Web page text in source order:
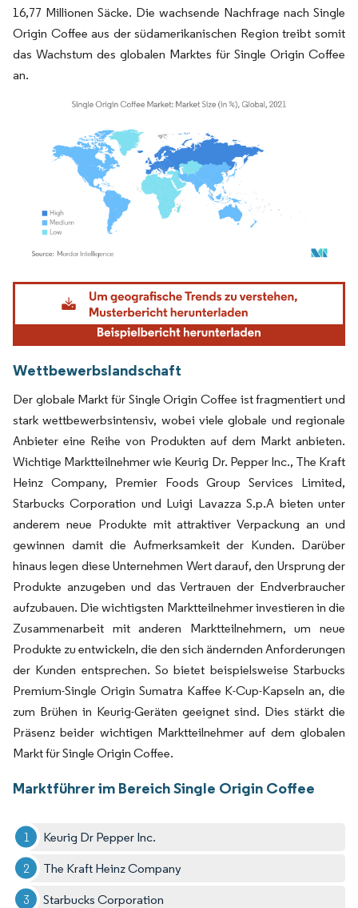
16,77 Millionen Säcke. Die wachsende Nachfrage nach Single
Origin Coffee aus der südamerikanischen Region treibt somit
das Wachstum des globalen Marktes für Single Origin Coffee
an.
Bild © Mordor Intelligence. Wiederverwendung erfordert Namensnennung gemäß
Wettbewerbslandschaft
Der globale Markt für Single Origin Coffee ist fragmentiert und
stark wettbewerbsintensiv, wobei viele globale und regionale
Anbieter eine Reihe von Produkten auf dem Markt anbieten.
Wichtige Marktteilnehmer wie Keurig Dr. Pepper Inc., The Kraft
Heinz Company, Premier Foods Group Services Limited,
Starbucks Corporation und Luigi Lavazza S.p.A bieten unter
anderem neue Produkte mit attraktiver Verpackung an und
gewinnen damit die Aufmerksamkeit der Kunden. Darüber
hinaus legen diese Unternehmen Wert darauf, den Ursprung der
Produkte anzugeben und das Vertrauen der Endverbraucher
aufzubauen. Die wichtigsten Marktteilnehmer investieren in die
Zusammenarbeit mit anderen Marktteilnehmern, um neue
Produkte zu entwickeln, die den sich ändernden Anforderungen
der Kunden entsprechen. So bietet beispielsweise Starbucks
Premium-Single Origin Sumatra Kaffee K-Cup-Kapseln an, die
zum Brühen in Keurig-Geräten geeignet sind. Dies stärkt die
Präsenz beider wichtigen Marktteilnehmer auf dem globalen
Markt für Single Origin Coffee.
Marktführer im Bereich Single Origin Coffee
Keurig Dr Pepper Inc.
The Kraft Heinz Company
Starbucks Corporation